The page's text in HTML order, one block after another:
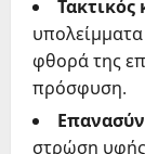
Τακτικός
φθορά της
πρόσφυση.
στρώση υφής